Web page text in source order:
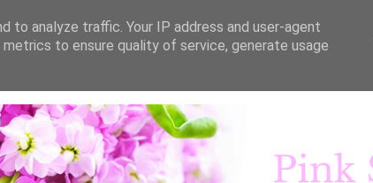
to analyze traffic. Your IP address and user-agent
to ensure quality of service, generate usage